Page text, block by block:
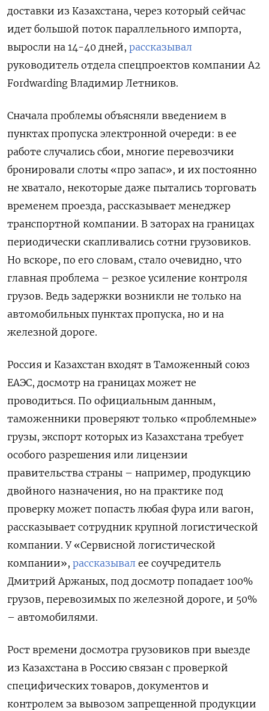
доставки из Казахстана, через который сейчас
идет большой поток параллельного импорта,
выросли на 14-40 дней, рассказывал
руководитель отдела спецпроектов компании A2
Fordwarding Владимир Летников.
Сначала проблемы объясняли введением в
пунктах пропуска электронной очереди: в ее
работе случались сбои, многие перевозчики
бронировали слоты «про запас», и их постоянно
не хватало, некоторые даже пытались торговать
временем проезда, рассказывает менеджер
транспортной компании. В заторах на границах
периодически скапливались сотни грузовиков.
Но вскоре, по его словам, стало очевидно, что
главная проблема – резкое усиление контроля
грузов. Ведь задержки возникли не только на
автомобильных пунктах пропуска, но и на
железной дороге.
Россия и Казахстан входят в Таможенный союз
ЕАЭС, досмотр на границах может не
проводиться. По официальным данным,
таможенники проверяют только «проблемные»
грузы, экспорт которых из Казахстана требует
особого разрешения или лицензии
правительства страны – например, продукцию
двойного назначения, но на практике под
проверку может попасть любая фура или вагон,
рассказывает сотрудник крупной логистической
компании. У «Сервисной логистической
компании», рассказывал ее соучредитель
Дмитрий Аржаных, под досмотр попадает 100%
грузов, перевозимых по железной дороге, и 50%
– автомобилями.
Рост времени досмотра грузовиков при выезде
из Казахстана в Россию связан с проверкой
специфических товаров, документов и
контролем за вывозом запрещенной продукции